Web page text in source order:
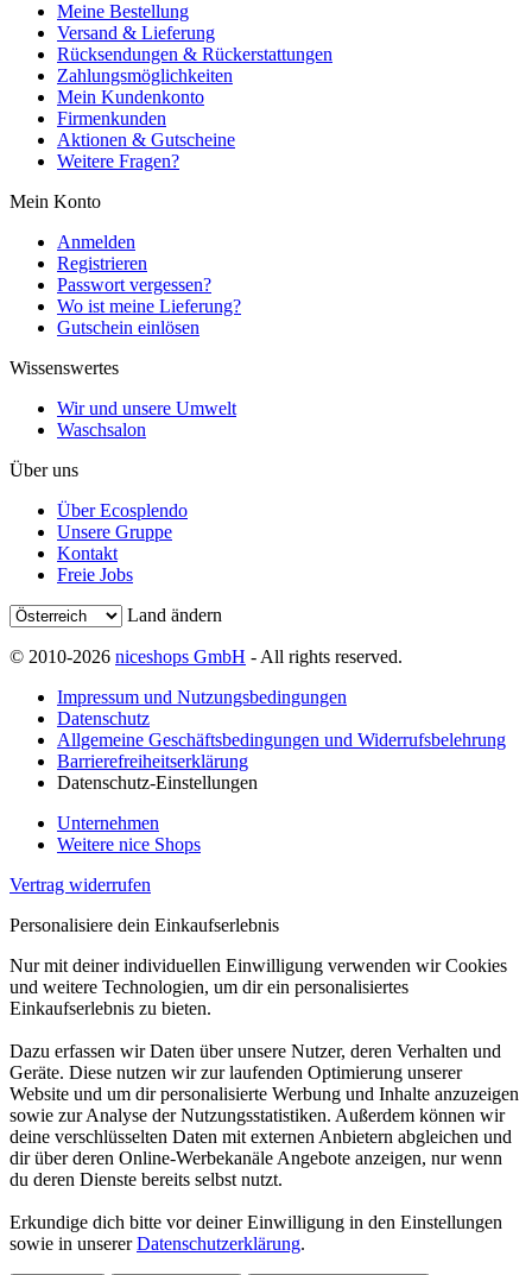
Meine Bestellung
Versand & Lieferung
Rücksendungen & Rückerstattungen
Zahlungsmöglichkeiten
Mein Kundenkonto
Firmenkunden
Aktionen & Gutscheine
Weitere Fragen?
Mein Konto
Anmelden
Registrieren
Passwort vergessen?
Wo ist meine Lieferung?
Gutschein einlösen
Wissenswertes
Wir und unsere Umwelt
Waschsalon
Über uns
Über Ecosplendo
Unsere Gruppe
Kontakt
Freie Jobs
Land ändern
© 2010-2026 niceshops GmbH - All rights reserved.
Impressum und Nutzungsbedingungen
Datenschutz
Allgemeine Geschäftsbedingungen und Widerrufsbelehrung
Barrierefreiheitserklärung
Datenschutz-Einstellungen
Unternehmen
Weitere nice Shops
Vertrag widerrufen
Personalisiere dein Einkaufserlebnis
Nur mit deiner individuellen Einwilligung verwenden wir Cookies
und weitere Technologien, um dir ein personalisiertes
Einkaufserlebnis zu bieten.
Dazu erfassen wir Daten über unsere Nutzer, deren Verhalten und
Geräte. Diese nutzen wir zur laufenden Optimierung unserer
Website und um dir personalisierte Werbung und Inhalte anzuzeigen
sowie zur Analyse der Nutzungsstatistiken. Außerdem können wir
deine verschlüsselten Daten mit externen Anbietern abgleichen und
dir über deren Online-Werbekanäle Angebote anzeigen, nur wenn
du deren Dienste bereits selbst nutzt.
Erkundige dich bitte vor deiner Einwilligung in den Einstellungen
sowie in unsererDatenschutzerklärung.